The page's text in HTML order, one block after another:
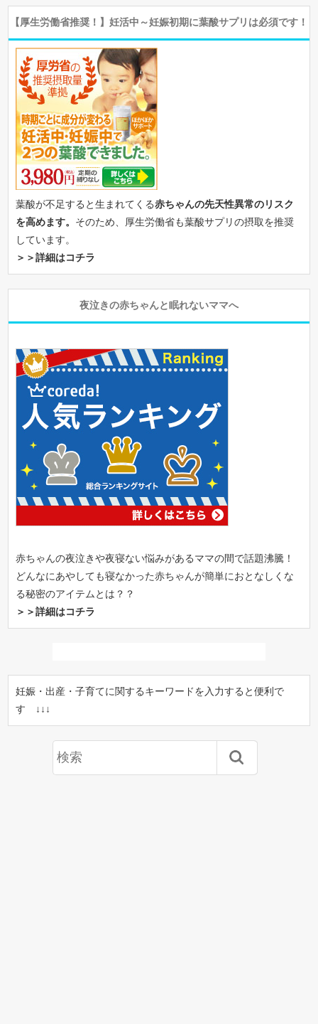
【厚生労働省推奨！】妊活中～妊娠初期に葉酸サプリは必須です！
葉酸が不足すると生まれてくる赤ちゃんの先天性異常のリスク
を高めます。 そのため、厚生労働省も葉酸サプリの摂取を推奨
しています。
＞＞詳細はコチラ
夜泣きの赤ちゃんと眠れないママへ
赤ちゃんの夜泣きや夜寝ない悩みがあるママの間で話題沸騰！
どんなにあやしても寝なかった赤ちゃんが簡単におとなしくな
る秘密のアイテムとは？？
＞＞詳細はコチラ
妊娠・出産・子育てに関するキーワードを入力すると便利で
す ↓↓↓